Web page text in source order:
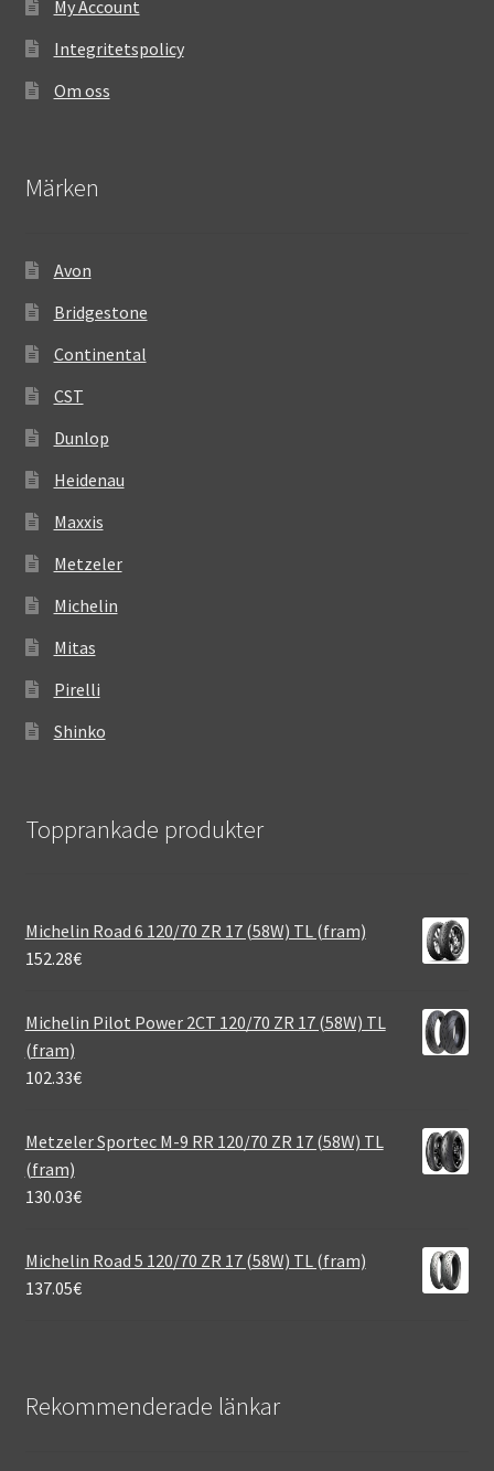
My Account
Integritetspolicy
Om oss
Märken
Avon
Bridgestone
Continental
CST
Dunlop
Heidenau
Maxxis
Metzeler
Michelin
Mitas
Pirelli
Shinko
Topprankade produkter
Michelin Road 6 120/70 ZR 17 (58W) TL (fram)
152.28€
Michelin Pilot Power 2CT 120/70 ZR 17 (58W) TL
(fram)
102.33€
Metzeler Sportec M-9 RR 120/70 ZR 17 (58W) TL
(fram)
130.03€
Michelin Road 5 120/70 ZR 17 (58W) TL (fram)
137.05€
Rekommenderade länkar